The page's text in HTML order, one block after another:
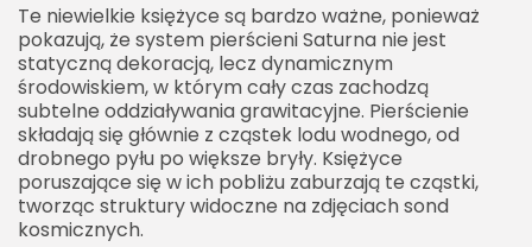
Te niewielkie księżyce są bardzo ważne, ponieważ
pokazują, że system pierścieni Saturna nie jest
statyczną dekoracją, lecz dynamicznym
środowiskiem, w którym cały czas zachodzą
subtelne oddziaływania grawitacyjne. Pierścienie
składają się głównie z cząstek lodu wodnego, od
drobnego pyłu po większe bryły. Księżyce
poruszające się w ich pobliżu zaburzają te cząstki,
tworząc struktury widoczne na zdjęciach sond
kosmicznych.